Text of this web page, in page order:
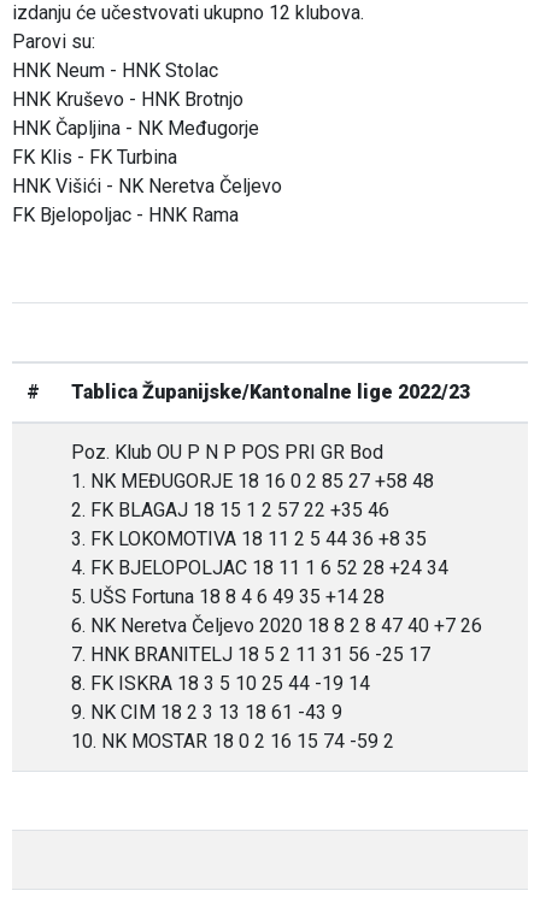
izdanju će učestvovati ukupno 12 klubova.
Parovi su:
HNK Neum - HNK Stolac
HNK Kruševo - HNK Brotnjo
HNK Čapljina - NK Međugorje
FK Klis - FK Turbina
HNK Višići - NK Neretva Čeljevo
FK Bjelopoljac - HNK Rama
# Tablica Županijske/Kantonalne lige 2022/23
Poz. Klub OU P N P POS PRI GR Bod
1. NK MEĐUGORJE 18 16 0 2 85 27 +58 48
2. FK BLAGAJ 18 15 1 2 57 22 +35 46
3. FK LOKOMOTIVA 18 11 2 5 44 36 +8 35
4. FK BJELOPOLJAC 18 11 1 6 52 28 +24 34
5. UŠS Fortuna 18 8 4 6 49 35 +14 28
6. NK Neretva Čeljevo 2020 18 8 2 8 47 40 +7 26
7. HNK BRANITELJ 18 5 2 11 31 56 -25 17
8. FK ISKRA 18 3 5 10 25 44 -19 14
9. NK CIM 18 2 3 13 18 61 -43 9
10. NK MOSTAR 18 0 2 16 15 74 -59 2